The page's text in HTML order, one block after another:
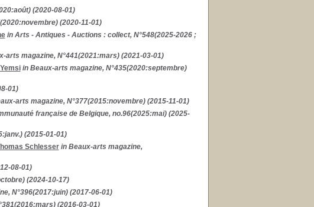
(2020-08-01)
(2020-11-01)
in Arts - Antiques - Auctions : collect, N°548(2025-2026 ;
arts magazine, N°441(2021:mars) (2021-03-01)
in Beaux-arts magazine, N°435(2020:septembre)
01)
arts magazine, N°377(2015:novembre) (2015-11-01)
française de Belgique, no.96(2025:mai) (2025-
(2015-01-01)
Schlesser in Beaux-arts magazine,
08-01)
(2024-10-17)
N°396(2017:juin) (2017-06-01)
(2016-03-01)